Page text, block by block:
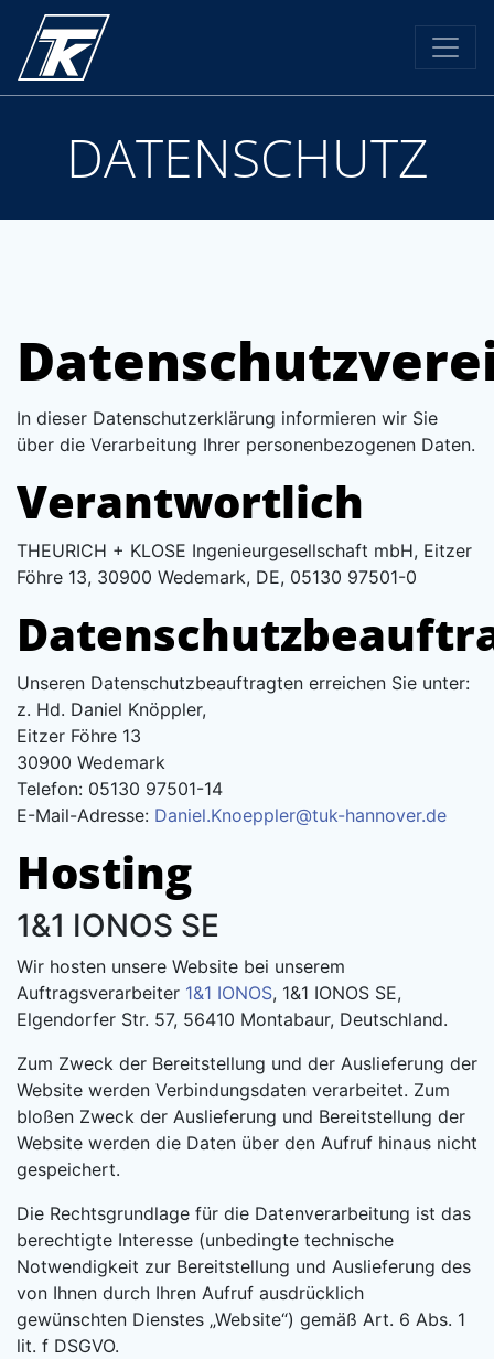
DATENSCHUTZ
In dieser Datenschutzerklärung informieren wir Sie
über die Verarbeitung Ihrer personenbezogenen Daten.
Verantwortlich
THEURICH + KLOSE Ingenieurgesellschaft mbH, Eitzer
Föhre 13, 30900 Wedemark, DE, 05130 97501-0
Unseren Datenschutzbeauftragten erreichen Sie unter:
z. Hd. Daniel Knöppler,
Eitzer Föhre 13
30900 Wedemark
Telefon: 05130 97501-14
E-Mail-Adresse: Daniel.Knoeppler@tuk-hannover.de
Hosting
1&1 IONOS SE
Wir hosten unsere Website bei unserem
Auftragsverarbeiter 1&1 IONOS, 1&1 IONOS SE,
Elgendorfer Str. 57, 56410 Montabaur, Deutschland.
Zum Zweck der Bereitstellung und der Auslieferung der
Website werden Verbindungsdaten verarbeitet. Zum
bloßen Zweck der Auslieferung und Bereitstellung der
Website werden die Daten über den Aufruf hinaus nicht
gespeichert.
Die Rechtsgrundlage für die Datenverarbeitung ist das
berechtigte Interesse (unbedingte technische
Notwendigkeit zur Bereitstellung und Auslieferung des
von Ihnen durch Ihren Aufruf ausdrücklich
gewünschten Dienstes „Website“) gemäß Art. 6 Abs. 1
lit. f DSGVO.